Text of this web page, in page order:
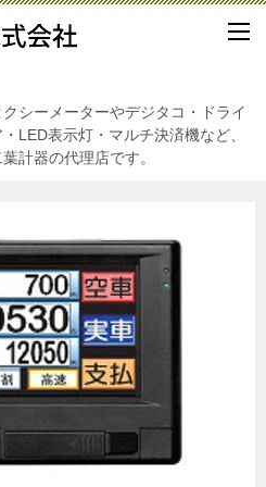
シーメーターやデジタコ・ドライ
LED表示灯・マルチ決済機など、
計器の代理店です。